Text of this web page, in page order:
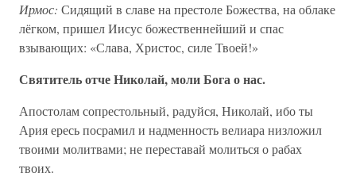
Ирмос: Сидящий в славе на престоле Божества, на облаке
лёгком, пришел Иисус божественнейший и спас
взывающих: «Слава, Христос, силе Твоей!»
Святитель отче Николай, моли Бога о нас.
Апостолам сопрестольный, радуйся, Николай, ибо ты
Ария ересь посрамил и надменность велиара низложил
твоими молитвами; не переставай молиться о рабах
твоих.